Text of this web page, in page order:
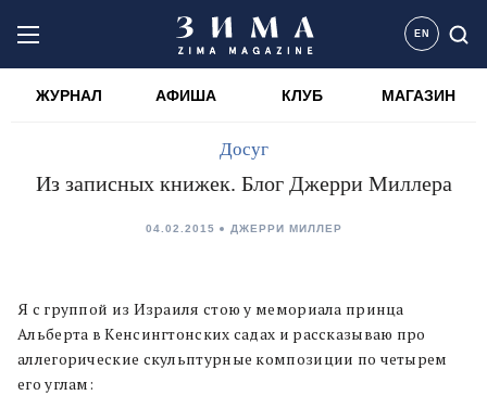
EN
ЖУРНАЛ АФИША КЛУБ МАГАЗИН
Досуг
Из записных книжек. Блог Джерри Миллера
04.02.2015 ДЖЕРРИ МИЛЛЕР
Я с группой из Израиля стою у мемориала принца
Альберта в Кенсингтонских садах и рассказываю про
аллегорические скульптурные композиции по четырем
его углам: